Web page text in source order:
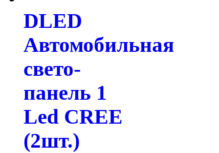
DLED
Автомобильная
свето-
панель 1
Led CREE
(2шт.)